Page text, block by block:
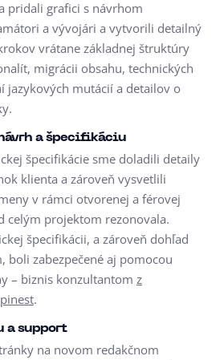
pridali grafici s návrhom
a vývojári a vytvorili detailný
vrátane základnej štruktúry
migrácii obsahu, technických
jazykových mutácií a detailov o
a špecifikáciu
špecifikácie sme doladili detaily
klienta a zároveň vysvetlili
v rámci otvorenej a férovej
celým projektom rezonovala.
špecifikácii, a zároveň dohľad
boli zabezpečené aj pomocou
– biznis konzultantom z
.
a support
na novom redakčnom